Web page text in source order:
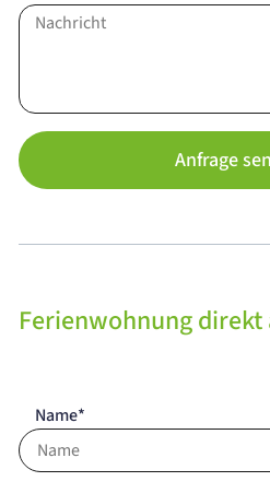
Anfrage
Ferienwohnung direkt
Name*